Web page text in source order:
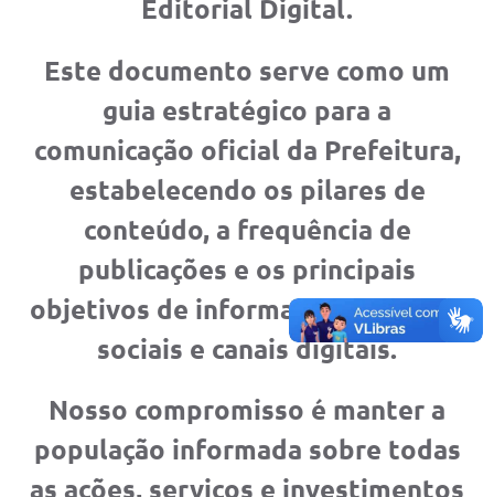
Plano Municipal de Educação-PME
Plano de Saneamento Básico
Programa para Cotações de Preços
PPA 2026-2029
Protocolo
Editorial Digital.
Este documento serve como um
guia estratégico para a
comunicação oficial da Prefeitura,
estabelecendo os pilares de
conteúdo, a frequência de
publicações e os principais
objetivos de informação nas redes
sociais e canais digitais.
Nosso compromisso é manter a
população informada sobre todas
as ações, serviços e investimentos